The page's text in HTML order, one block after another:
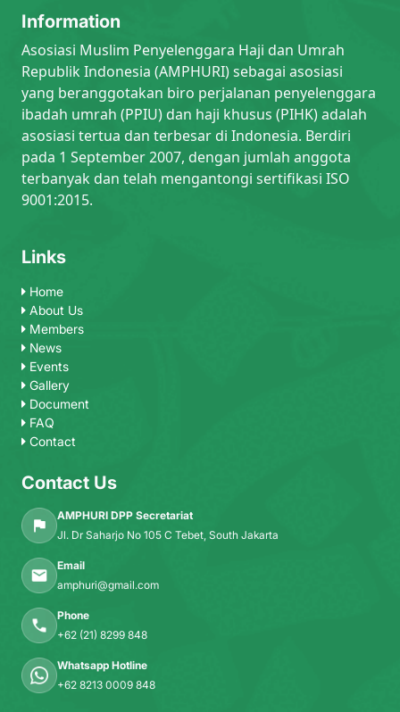
Information
Asosiasi Muslim Penyelenggara Haji dan Umrah
Republik Indonesia (AMPHURI) sebagai asosiasi
yang beranggotakan biro perjalanan penyelenggara
ibadah umrah (PPIU) dan haji khusus (PIHK) adalah
asosiasi tertua dan terbesar di Indonesia. Berdiri
pada 1 September 2007, dengan jumlah anggota
terbanyak dan telah mengantongi sertifikasi ISO
9001:2015.
Links
Home
About Us
Members
News
Events
Gallery
Document
FAQ
Contact
Contact Us
AMPHURI DPP Secretariat
Jl. Dr Saharjo No 105 C Tebet, South Jakarta
Email
amphuri@gmail.com
Phone
+62 (21) 8299 848
Whatsapp Hotline
+62 8213 0009 848